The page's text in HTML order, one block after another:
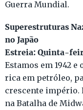
Guerra Mundial.
Superestruturas
no Japão
Estreia: Quinta-
Estamos em 1942
rica em petróleo,
crescente império.
na Batalha de